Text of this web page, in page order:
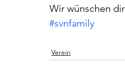
Wir wünschen
#svnfamily
Verein